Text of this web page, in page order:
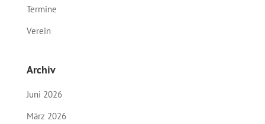
Termine
Verein
Archiv
Juni 2026
März 2026